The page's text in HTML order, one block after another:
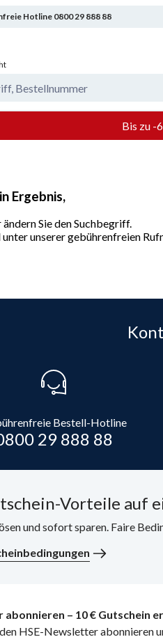
Hotline 0800 29 888 88
Bis zu -
Ergebnis,
Sie den Suchbegriff.
unserer gebührenfreien
Bestell-Hotline
29 888 88
Vorteile auf
und sofort sparen. Faire
– 10 € Gutschein
HSE-Newsletter abonnieren